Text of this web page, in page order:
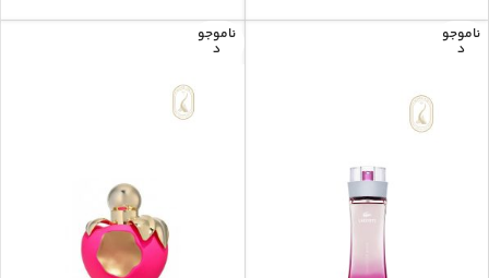
ناموجو
د
ناموجو
د